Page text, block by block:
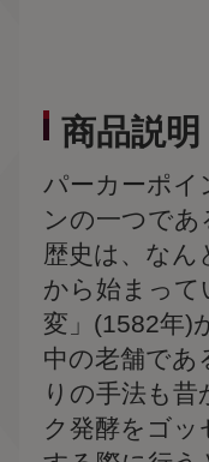
商品説明
パーカーポイ
ンの一つで
歴史は、な
から始まって
変」(1582年)
中の老舗で
りの手法も
ク発酵をゴ